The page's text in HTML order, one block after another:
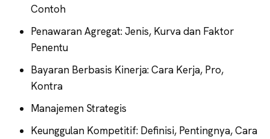
Contoh
Penawaran Agregat: Jenis, Kurva dan Faktor
Penentu
Bayaran Berbasis Kinerja: Cara Kerja, Pro,
Kontra
Manajemen Strategis
Keunggulan Kompetitif: Definisi, Pentingnya, Cara